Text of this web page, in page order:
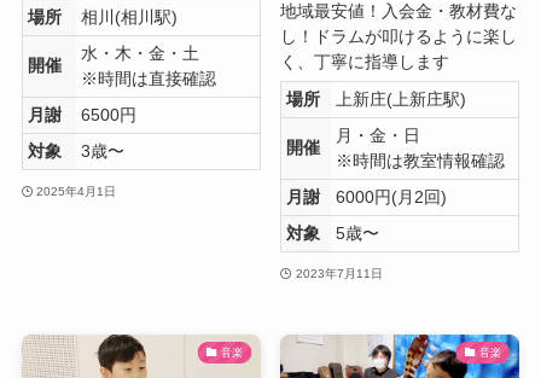
場所 相川(相川駅)
開催
水・木・金・土
※時間は直接確認
月謝
6500円
対象
3歳〜
2025年4月1日
地域最安値！入会金・教材費な
し！ドラムが叩けるように楽し
く、丁寧に指導します
場所
上新庄(上新庄駅)
開催
月・金・日
※時間は教室情報確認
月謝
6000円(月2回)
対象
5歳〜
2023年7月11日
音楽 音楽